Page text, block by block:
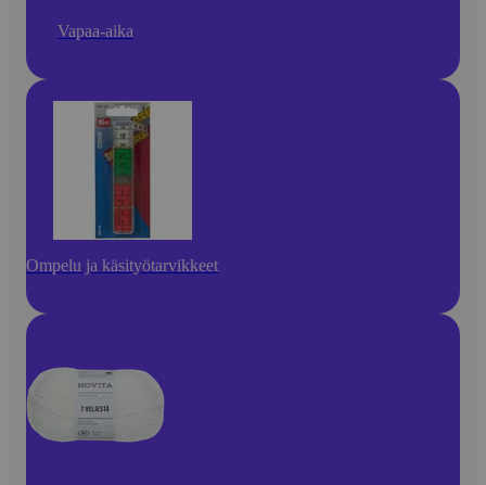
Vapaa-aika
Ompelu ja käsityötarvikkeet